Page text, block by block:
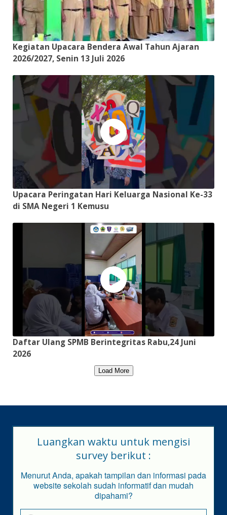
Kegiatan Upacara Bendera Awal Tahun Ajaran
2026/2027, Senin 13 Juli 2026
Upacara Peringatan Hari Keluarga Nasional Ke-33
di SMA Negeri 1 Kemusu
Daftar Ulang SPMB Berintegritas Rabu,24 Juni
2026
Load More
Luangkan waktu untuk mengisi
survey berikut :
Menurut Anda, apakah tampilan dan informasi pada
website sekolah sudah informatif dan mudah
dipahami?